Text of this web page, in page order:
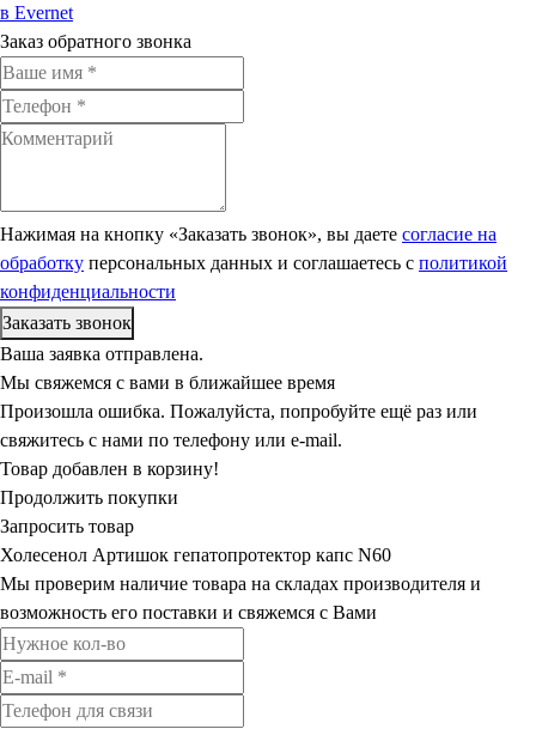
в Evernet
Заказ обратного звонка
Нажимая на кнопку «Заказать звонок», вы даете согласие на
обработку персональных данных и соглашаетесь c политикой
конфиденциальности
Ваша заявка отправлена.
Мы свяжемся с вами в ближайшее время
Произошла ошибка. Пожалуйста, попробуйте ещё раз или
свяжитесь с нами по телефону или e-mail.
Товар добавлен в корзину!
Продолжить покупки
Запросить товар
Холесенол Артишок гепатопротектор капс N60
Мы проверим наличие товара на складах производителя и
возможность его поставки и свяжемся с Вами